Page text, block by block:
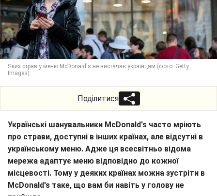
Яких страв у меню McDonald's не вистачає українцям (фото: Getty
Images)
Поділитися
Українські шанувальники McDonald's часто мріють
про страви, доступні в інших країнах, але відсутні в
українському меню. Адже ця всесвітньо відома
мережа адаптує меню відповідно до кожної
місцевості. Тому у деяких країнах можна зустріти в
McDonald's таке, що вам би навіть у голову не